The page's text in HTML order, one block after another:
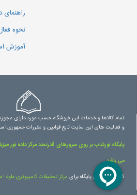
راهنمای
نحوه
آموزش
تمام کالاها و خدمات این فروشگاه حسب مورد دارای
و فعالیت های این سایت تابع قوانین و مقررات جمهوری
پایگاه نورشاپ بر روی سرورهای قدرتمند مرکز داده نور
می باشد.
کلیه حقوق این پایگاه برای مرکز تحقیقات کامپیوتری علوم